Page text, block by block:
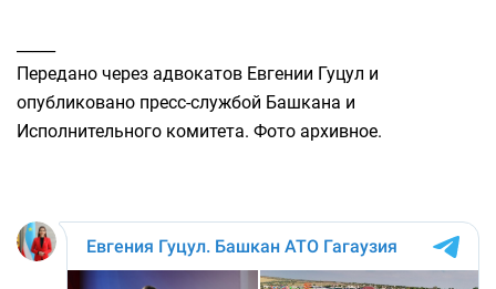
Передано через адвокатов Евгении Гуцул и
опубликовано пресс-службой Башкана и
Исполнительного комитета. Фото архивное.